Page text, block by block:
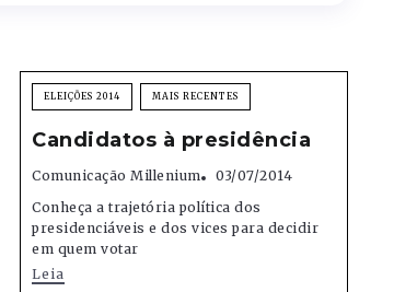
ELEIÇÕES 2014 MAIS RECENTES
Candidatos à presidência
Comunicação Millenium
03/07/2014
Conheça a trajetória política dos
presidenciáveis e dos vices para decidir
em quem votar
Leia